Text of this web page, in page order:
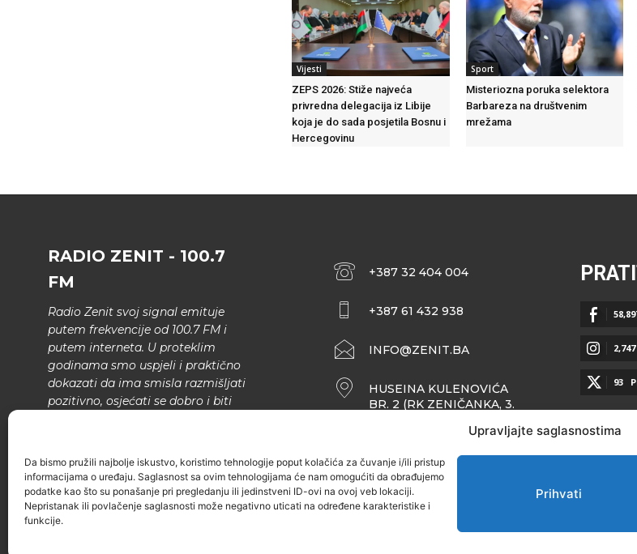
Upravljajte saglasnostima
Da bismo pružili najbolje iskustvo, koristimo tehnologije poput kolačića za čuvanje i/ili pristup
informacijama o uređaju. Saglasnost sa ovim tehnologijama će nam omogućiti da obrađujemo
podatke kao što su ponašanje pri pregledanju ili jedinstveni ID-ovi na ovoj veb lokaciji.
Nepristanak ili povlačenje saglasnosti može negativno uticati na određene karakteristike i
funkcije.
Prihvati
Vijesti
ZEPS 2026: Stiže najveća
privredna delegacija iz Libije
koja je do sada posjetila Bosnu i
Hercegovinu
Sport
Misteriozna poruka selektora
Barbareza na društvenim
mrežama
RADIO ZENIT - 100.7
FM
Radio Zenit svoj signal emituje
putem frekvencije od 100.7 FM i
putem interneta. U proteklim
godinama smo uspjeli i praktično
dokazati da ima smisla razmišljati
pozitivno, osjećati se dobro i biti
narodne muzike..
+387 32 404 004
+387 61 432 938
INFO@ZENIT.BA
HUSEINA KULENOVIĆA
BR. 2 (RK ZENIČANKA, 3.
2,747
93